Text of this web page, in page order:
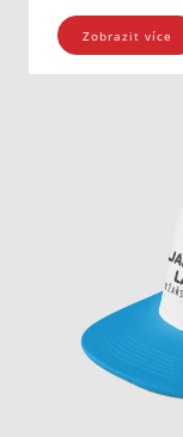
Zobrazit více